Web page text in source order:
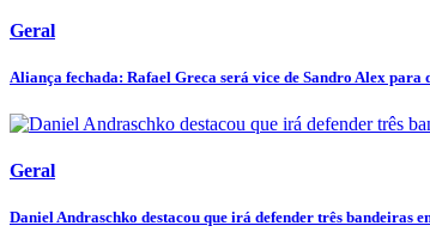
Geral
Aliança fechada: Rafael Greca será vice de Sandro Alex para
Geral
Daniel Andraschko destacou que irá defender três bandeiras